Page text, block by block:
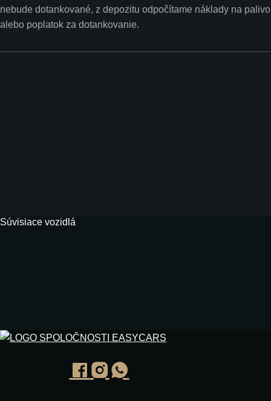
nebude dotankované, z depozitu odpočítame náklady na palivo
alebo poplatok za dotankovanie.
Súvisiace vozidlá